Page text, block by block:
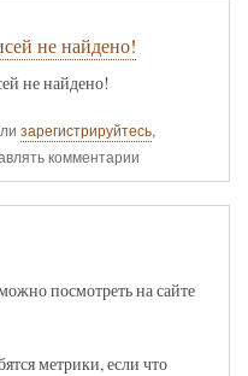
не найдено!
не найдено!
зарегистрируйтесь,
комментарии
посмотреть на сайте
метрики, если что